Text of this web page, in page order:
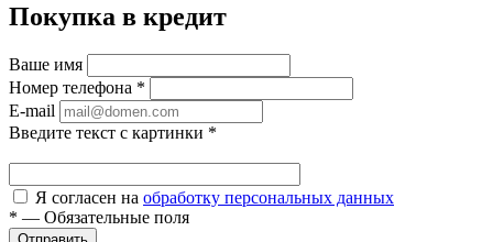
Покупка в кредит
Ваше имя
Номер телефона *
E-mail
Введите текст с картинки *
Я согласен на обработку персональных данных
* — Обязательные поля